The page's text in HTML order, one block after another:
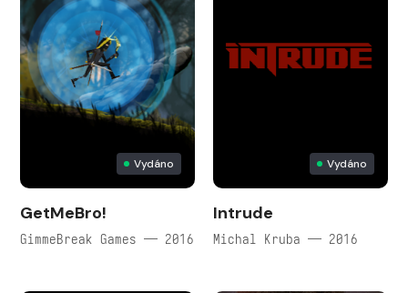
Vydáno
GetMeBro!
GimmeBreak Games — 2016
Vydáno
Intrude
Michal Kruba — 2016